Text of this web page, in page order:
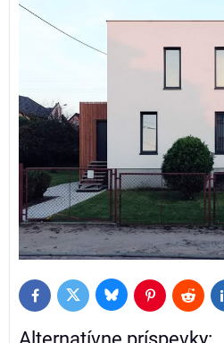
FacebookTwitter BlueskyPinterestReddit